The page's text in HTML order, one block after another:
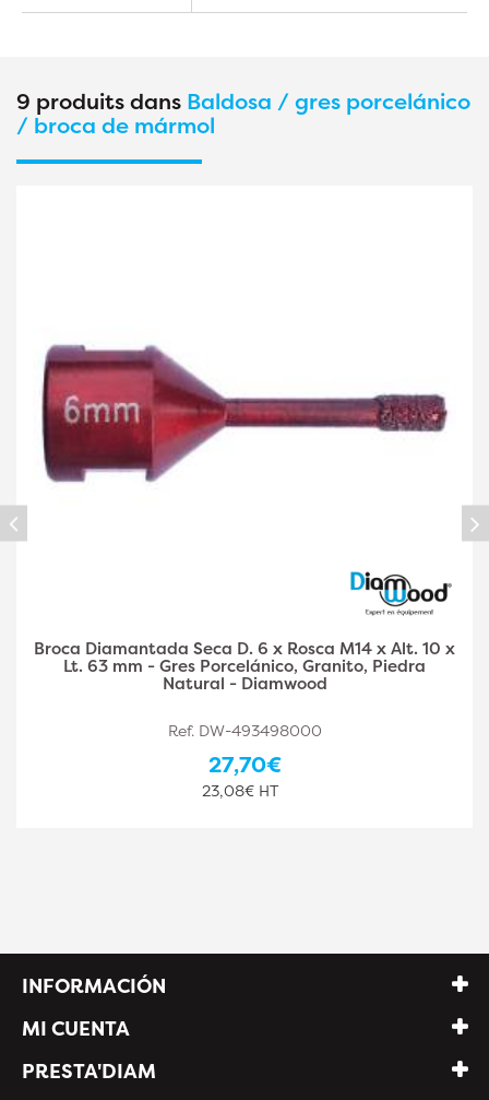
9 produits dans Baldosa / gres porcelánico
/ broca de mármol
Broca Diamantada Seca D. 8 x Rosca M14 x Alt. 10 x
Lt. 63 mm - Gres Porcelánico, Granito, Piedra
Natural - Diamwood
Ref. DW-493498001
30,50€
25,42€ HT
INFORMACIÓN
MI CUENTA
PRESTA'DIAM